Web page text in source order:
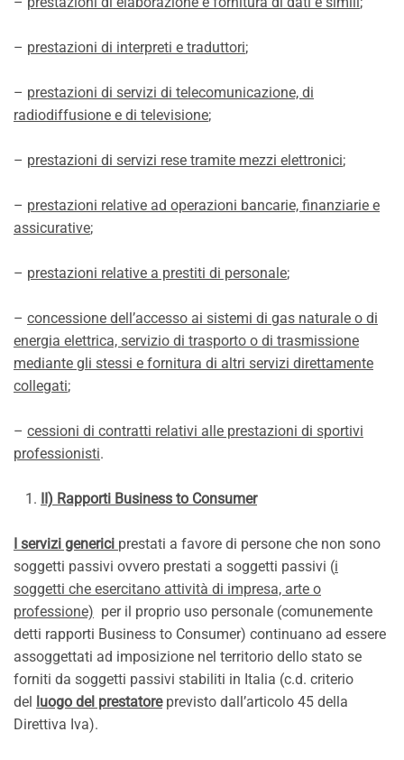
– prestazioni di interpreti e traduttori;
– prestazioni di servizi di telecomunicazione, di
radiodiffusione e di televisione;
– prestazioni di servizi rese tramite mezzi elettronici;
– prestazioni relative ad operazioni bancarie, finanziarie e
assicurative;
– prestazioni relative a prestiti di personale;
– concessione dell’accesso ai sistemi di gas naturale o di
energia elettrica, servizio di trasporto o di trasmissione
mediante gli stessi e fornitura di altri servizi direttamente
collegati;
– cessioni di contratti relativi alle prestazioni di sportivi
professionisti.
II) Rapporti Business to Consumer
I servizi generici prestati a favore di persone che non sono
soggetti passivi ovvero prestati a soggetti passivi (i
soggetti che esercitano attività di impresa, arte o
professione) per il proprio uso personale (comunemente
detti rapporti Business to Consumer) continuano ad essere
assoggettati ad imposizione nel territorio dello stato se
forniti da soggetti passivi stabiliti in Italia (c.d. criterio
del luogo del prestatoreprevisto dall’articolo 45 della
Direttiva Iva).